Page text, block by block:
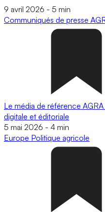
9 avril 2026 - 5 min
Communiqués de presse
Le média de référence
digitale et éditoriale
5 mai 2026 - 4 min
Europe Politique agricole